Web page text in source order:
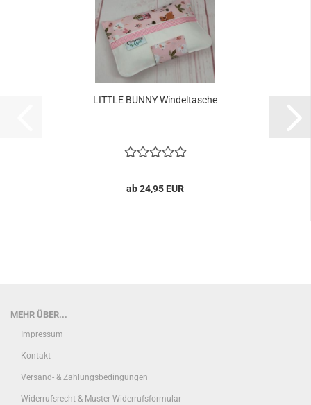
LITTLE BUNNY Windeltasche
ab 24,95 EUR
MEHR ÜBER...
Impressum
Kontakt
Versand- & Zahlungsbedingungen
Widerrufsrecht & Muster-Widerrufsformular